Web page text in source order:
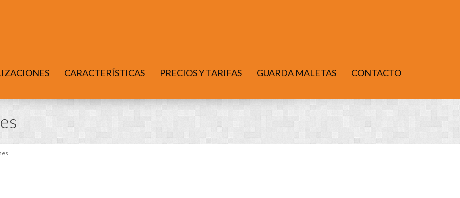
CARACTERÍSTICAS PRECIOS Y TARIFAS GUARDA MALETAS CONTACTO